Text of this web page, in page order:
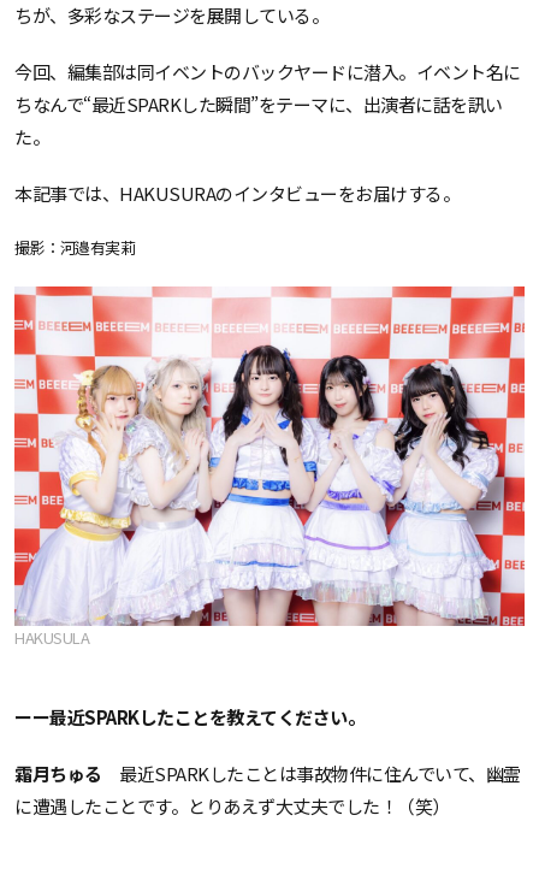
ちが、多彩なステージを展開している。
今回、編集部は同イベントのバックヤードに潜入。イベント名に
ちなんで“最近SPARKした瞬間”をテーマに、出演者に話を訊い
た。
本記事では、HAKUSURAのインタビューをお届けする。
撮影：河邉有実莉
HAKUSULA
ーー最近SPARKしたことを教えてください。
霜月ちゅる 最近SPARKしたことは事故物件に住んでいて、幽霊
に遭遇したことです。とりあえず大丈夫でした！（笑）